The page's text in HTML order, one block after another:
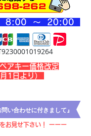
8:00 ～ 20:00
アキー価格改定
1日より）
い合わせに付きまして』
お見せ下さい！ ーーー